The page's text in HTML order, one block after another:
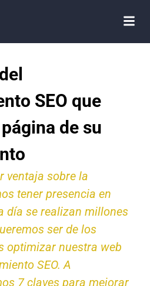
SEO que
de su
ventaja sobre la
tener presencia en
día se realizan millones
ser de los
optimizar nuestra web
SEO. A
7 claves para mejorar